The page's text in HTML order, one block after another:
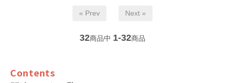
« Prev Next »
32商品中 1-32商品